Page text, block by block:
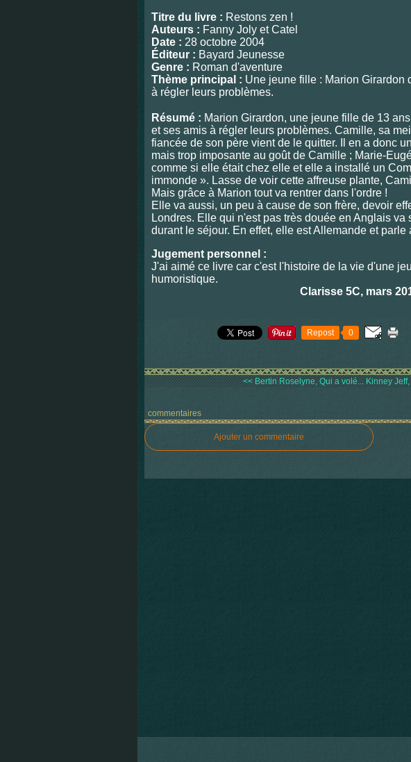
Titre du livre : Restons zen !
Auteurs : Fanny Joly et Catel
Date : 28 octobre 2004
Éditeur : Bayard Jeunesse
Genre : Roman d'aventure
Thème principal : Une jeune fille : Marion Girardon
à régler leurs problèmes.
Résumé : Marion Girardon, une jeune fille de 13
et ses amis à régler leurs problèmes. Camille, sa
fiancée de son père vient de le quitter. Il en a donc
mais trop imposante au goût de Camille ; Marie-
comme si elle était chez elle et elle a installé un
immonde ». Lasse de voir cette affreuse plante,
Mais grâce à Marion tout va rentrer dans l'ordre !
Elle va aussi, un peu à cause de son frère, devoir
Londres. Elle qui n'est pas très douée en Anglais
durant le séjour. En effet, elle est Allemande et
Jugement personnel :
J'ai aimé ce livre car c'est l'histoire de la vie d'une
humoristique.
Clarisse 5C, mars
Repost 0
<< Bertin Roselyne, Qui a volé... Kinney
commentaires
Ajouter un commentaire